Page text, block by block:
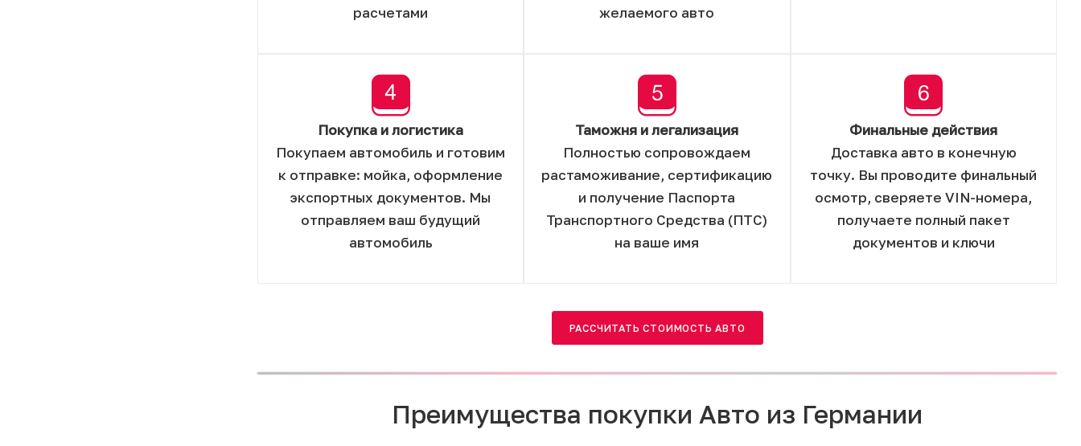
расчетами
желаемого авто
Покупка и логистика
Покупаем автомобиль и готовим
к отправке: мойка, оформление
экспортных документов. Мы
отправляем ваш будущий
автомобиль
Таможня и легализация
Полностью сопровождаем
растаможивание, сертификацию
и получение Паспорта
Транспортного Средства (ПТС)
на ваше имя
Финальные действия
Доставка авто в конечную
точку. Вы проводите финальный
осмотр, сверяете VIN-номера,
получаете полный пакет
документов и ключи
РАССЧИТАТЬ СТОИМОСТЬ АВТО
Преимущества покупки Авто из Германии